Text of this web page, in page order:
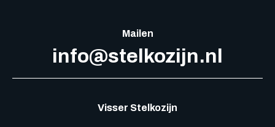
Mailen
info@stelkozijn.nl
Visser Stelkozijn